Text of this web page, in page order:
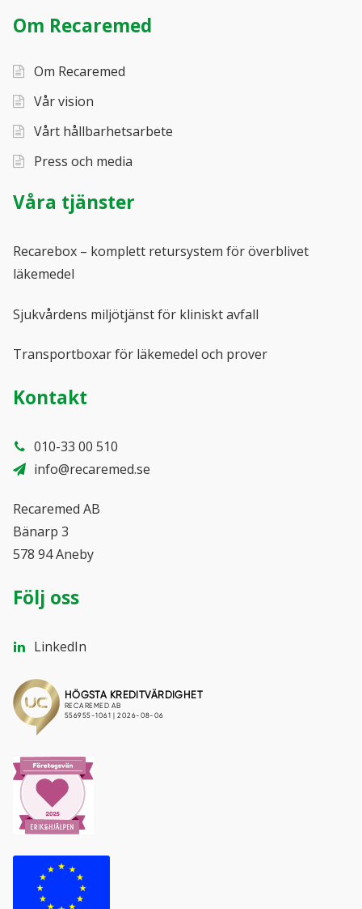
Om Recaremed
Om Recaremed
Vår vision
Vårt hållbarhetsarbete
Press och media
Våra tjänster
Recarebox – komplett retursystem för överblivet
läkemedel
Sjukvårdens miljötjänst för kliniskt avfall
Transportboxar för läkemedel och prover
Kontakt
010-33 00 510
info@recaremed.se
Recaremed AB
Bänarp 3
578 94 Aneby
Följ oss
LinkedIn